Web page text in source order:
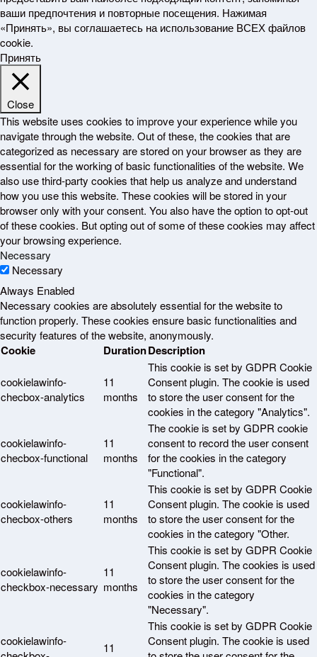
ваши предпочтения и повторные посещения. Нажимая
«Принять», вы соглашаетесь на использование ВСЕХ файлов
cookie.
Принять
Close
This website uses cookies to improve your experience while you
navigate through the website. Out of these, the cookies that are
categorized as necessary are stored on your browser as they are
essential for the working of basic functionalities of the website. We
also use third-party cookies that help us analyze and understand
how you use this website. These cookies will be stored in your
browser only with your consent. You also have the option to opt-out
of these cookies. But opting out of some of these cookies may affect
your browsing experience.
Necessary
Necessary
Always Enabled
Necessary cookies are absolutely essential for the website to
function properly. These cookies ensure basic functionalities and
security features of the website, anonymously.
Cookie DurationDescription
cookielawinfo-
checbox-analytics
11
months
This cookie is set by GDPR Cookie
Consent plugin. The cookie is used
to store the user consent for the
cookies in the category "Analytics".
cookielawinfo-
checbox-functional
11
months
The cookie is set by GDPR cookie
consent to record the user consent
for the cookies in the category
"Functional".
cookielawinfo-
checbox-others
11
months
This cookie is set by GDPR Cookie
Consent plugin. The cookie is used
to store the user consent for the
cookies in the category "Other.
cookielawinfo-
checkbox-necessary
11
months
This cookie is set by GDPR Cookie
Consent plugin. The cookies is used
to store the user consent for the
cookies in the category
"Necessary".
cookielawinfo-
11
This cookie is set by GDPR Cookie
Consent plugin. The cookie is used